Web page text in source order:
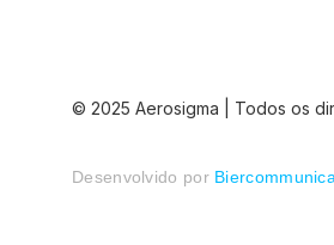
© 2025 Aerosigma | Todos os
Desenvolvido por